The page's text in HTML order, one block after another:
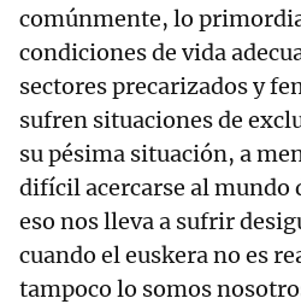
comúnmente, lo
condiciones de vida
sectores precarizados y
sufren situaciones de
su pésima situación, a
difícil acercarse al mundo
eso nos lleva a sufrir
cuando el euskera no es
tampoco lo somos